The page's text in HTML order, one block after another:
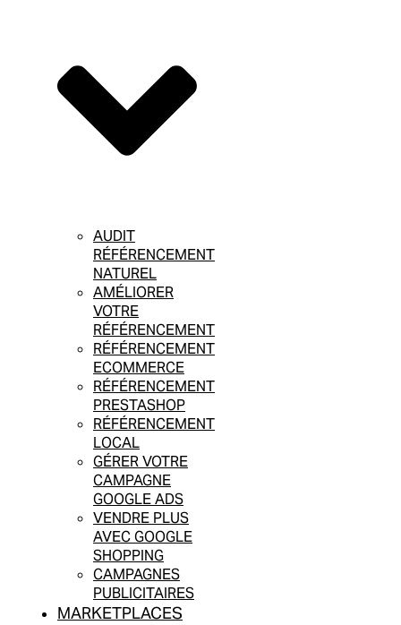
AUDIT
RÉFÉRENCEMENT
NATUREL
AMÉLIORER
VOTRE
RÉFÉRENCEMENT
RÉFÉRENCEMENT
ECOMMERCE
RÉFÉRENCEMENT
PRESTASHOP
RÉFÉRENCEMENT
LOCAL
GÉRER VOTRE
CAMPAGNE
GOOGLE ADS
VENDRE PLUS
AVEC GOOGLE
SHOPPING
CAMPAGNES
PUBLICITAIRES
MARKETPLACES